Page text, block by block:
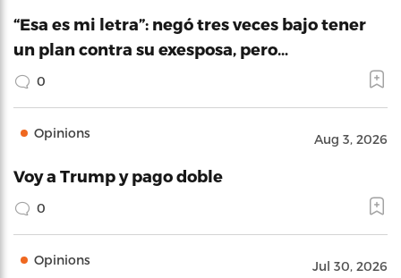
“Esa es mi letra”: negó tres veces bajo tener
un plan contra su exesposa, pero…
0
Opinions Aug 3, 2026
Voy a Trump y pago doble
0
Opinions Jul 30, 2026